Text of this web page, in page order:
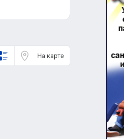
На карте